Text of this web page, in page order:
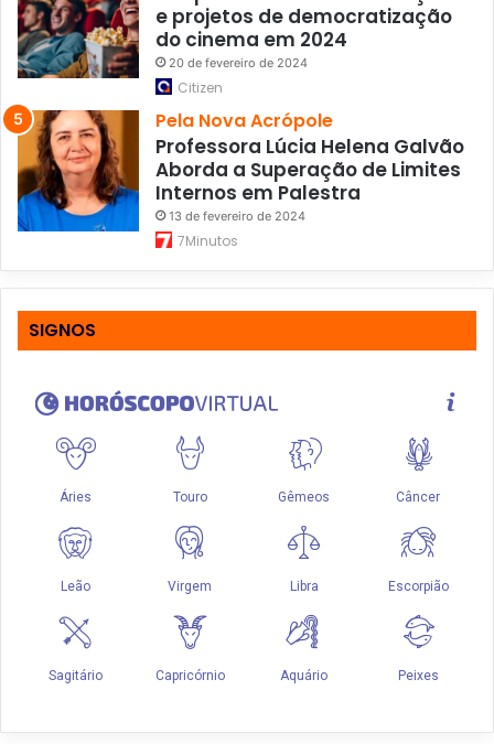
e projetos de democratização
do cinema em 2024
20 de fevereiro de 2024
Citizen
Pela Nova Acrópole
Professora Lúcia Helena Galvão
Aborda a Superação de Limites
Internos em Palestra
13 de fevereiro de 2024
7Minutos
SIGNOS